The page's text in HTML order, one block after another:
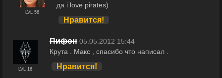
LVL 56
да i love pirates)
Нравится!
LVL 16
Пифон 05.05.2012 15:44
Крута . Макс , спасибо что написал .
Нравится!